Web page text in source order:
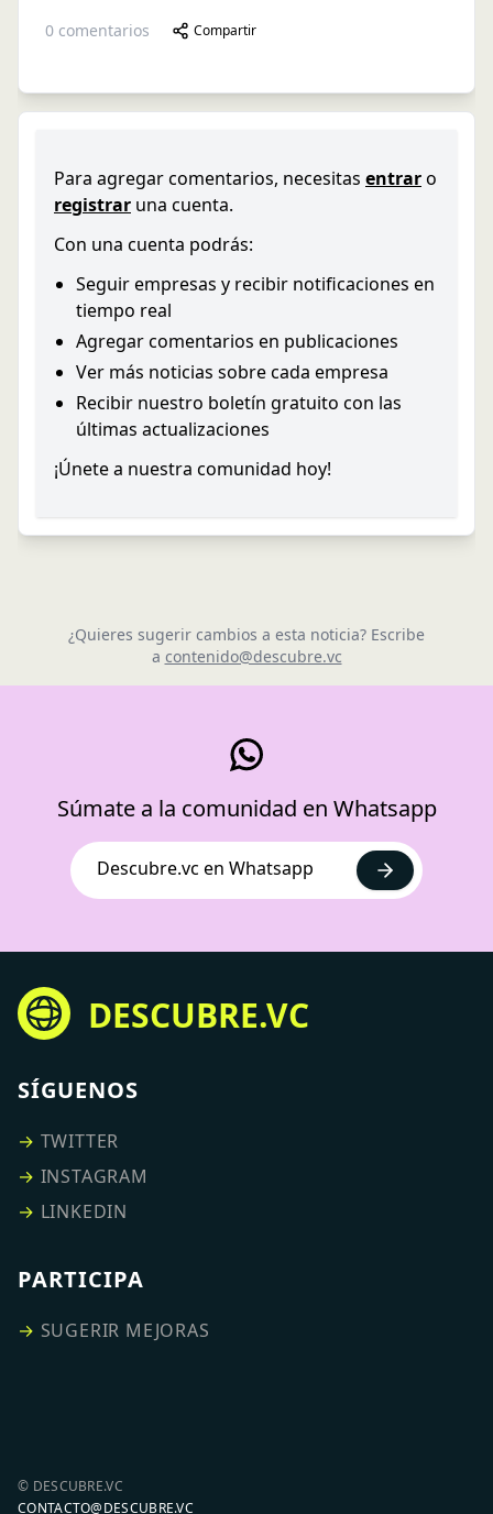
0 comentarios Compartir
Para agregar comentarios, necesitas entraro
registrar una cuenta.
Con una cuenta podrás:
Seguir empresas y recibir notificaciones en
tiempo real
Agregar comentarios en publicaciones
Ver más noticias sobre cada empresa
Recibir nuestro boletín gratuito con las
últimas actualizaciones
¡Únete a nuestra comunidad hoy!
¿Quieres sugerir cambios a esta noticia? Escribe
a contenido@descubre.vc
Súmate a la comunidad en Whatsapp
Descubre.vc en Whatsapp
DESCUBRE.VC
SÍGUENOS
→ TWITTER
→ INSTAGRAM
→ LINKEDIN
PARTICIPA
→ SUGERIR MEJORAS
© DESCUBRE.VC
CONTACTO@DESCUBRE.VC